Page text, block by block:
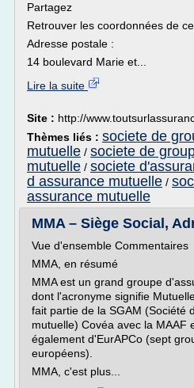
Partagez
Retrouver les coordonnées de
Adresse postale :
14 boulevard Marie et...
Lire la suite
Site : http://
Thèmes liés : societe de
mutuelle / societe de
mutuelle / societe
d assurance mutuelle /
assurance mutuelle
MMA – Siège Social,
Vue d'ensemble Commentaires
MMA, en résumé
MMA est un grand groupe
dont l'acronyme signifie
fait partie de la SGAM (Société
mutuelle) Covéa avec la MAAF
également d'EurAPCo (sept
européens).
MMA, c'est plus...